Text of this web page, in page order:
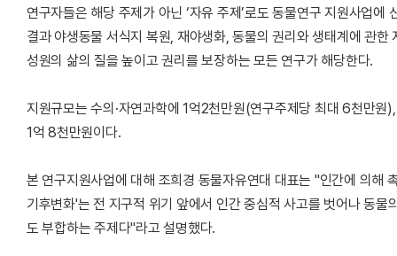
연구자들은 해당 주제가 아닌 ‘자유 주제’로도 동물연구 지원사업
결과 야생동물 서식지 복원, 재야생화, 동물의 권리와 생태계에 관
성원의 삶의 질을 높이고 권리를 보장하는 모든 연구가 해당한다.
지원규모는 수의·자연과학에 1억2천만원(연구주제당 최대 6천만
1억 8천만원이다.
본 연구지원사업에 대해 조희경 동물자유연대 대표는 "인간에 의해
기후변화'는 전 지구적 위기 앞에서 인간 중심적 사고를 벗어나 동
도 부합하는 주제다"라고 설명했다.